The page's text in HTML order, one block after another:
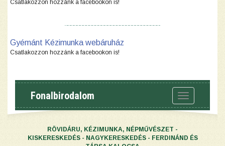
Csatlakozzon hozzánk a facebookon is!
Gyémánt Kézimunka webáruház
Csatlakozzon hozzánk a facebookon is!
Toggle
navigation
Fonalbirodalom
RÖVIDÁRU, KÉZIMUNKA, NÉPMŰVÉSZET -
KISKERESKEDÉS - NAGYKERESKEDÉS - FERDINÁND ÉS